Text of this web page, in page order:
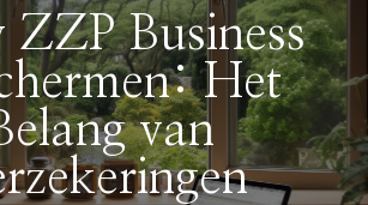
ZZP Business
Het
van